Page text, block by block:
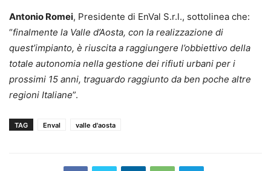
Antonio Romei, Presidente di EnVal S.r.l., sottolinea che:
“finalmente la Valle d’Aosta, con la realizzazione di
quest’impianto, è riuscita a raggiungere l’obbiettivo della
totale autonomia nella gestione dei rifiuti urbani per i
prossimi 15 anni, traguardo raggiunto da ben poche altre
regioni Italiane”.
TAG Enval valle d'aosta